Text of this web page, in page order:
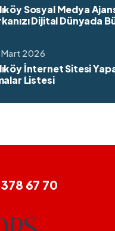
Sosyal Medya
Dijital Dünyada
Mart 2026
İnternet Sitesi
Listesi
67 70